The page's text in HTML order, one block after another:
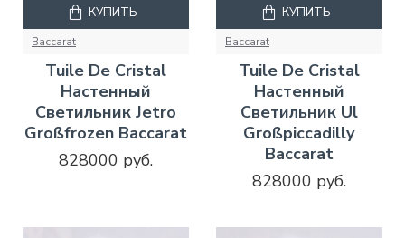
Baccarat
Tuile De Cristal
Настенный
Светильник Jetro
Großfrozen Baccarat
828000 руб.
КУПИТЬ
Baccarat
Tuile De Cristal
Настенный
Светильник Ul
Großpiccadilly
Baccarat
828000 руб.
КУПИТЬ